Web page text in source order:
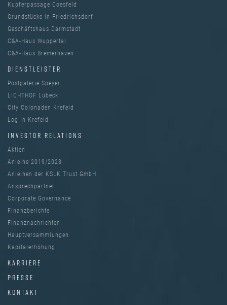
Kupferpassage Coesfeld
Grundstücke in Friedrichsdorf
Geschäftshaus Darmstadt
C&A-Haus Wuppertal
C&A-Haus Bremerhaven
DIENSTLEISTER
Postgalerie Speyer
LICHTHOF Lübeck
City Colonaden Krefeld
Log In Krefeld
INVESTOR RELATIONS
Aktien
Anleihe 2019/2023
Anleihen der KSLK Trust GmbH
Ansprechpartner
Corporate Governance
Finanzberichte
Finanznachrichten
Hauptversammlungen
Kapitalerhöhung
KARRIERE
PRESSE
KONTAKT